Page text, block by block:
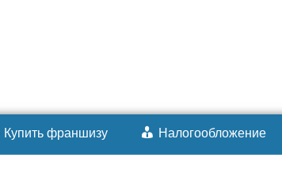
Купить франшизу Налогообложение